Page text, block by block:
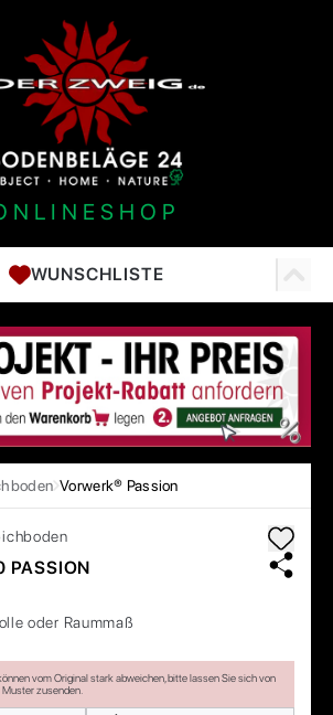
WUNSCHLISTE
Vorwerk® Passion
PASSION
oder Raummaß
vom Original stark abweichen, bitte lassen Sie sich von
zusenden.